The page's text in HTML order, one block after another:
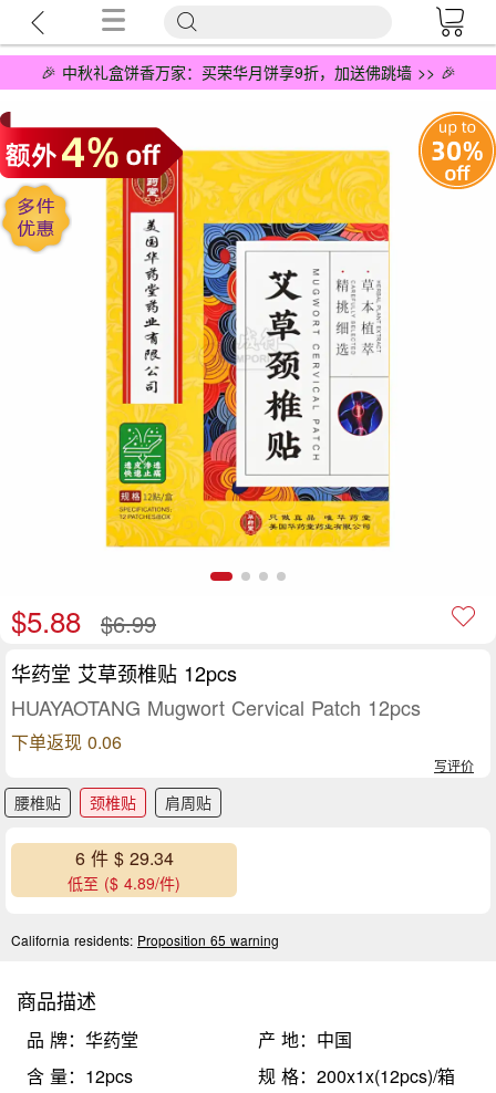
🎉 中秋礼盒饼香万家：买荣华月饼享9折，加送佛跳墙 >> 🎉
$5.88 $6.99
华药堂 艾草颈椎贴 12pcs
HUAYAOTANG Mugwort Cervical Patch 12pcs
下单返现 0.06
写评价
腰椎贴 颈椎贴 肩周贴
6 件 $ 29.34
低至 ($ 4.89/件)
California residents: Proposition 65 warning
商品描述
品 牌：华药堂
产 地：中国
含 量：12pcs
规 格：200x1x(12pcs)/箱